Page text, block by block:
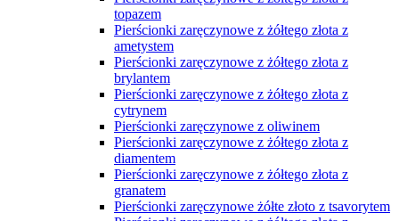
Obrączki ślubne do 3000zł
Obrączki ślubne Pallad
Obrączki ślubne Platyna
Obrączki ślubne różowe złoto
Obrączki ślubne Rubin
Obrączki ślubne Szafir
Obrączki ślubne Szmaragd
Obrączki ślubne Tanzanit
Obrączki ślubne Topaz
Obrączki ślubne z kamieniami
Obrączki ślubne żółte złoto
Czarne złoto obrączki
Pojedyncze obrączki